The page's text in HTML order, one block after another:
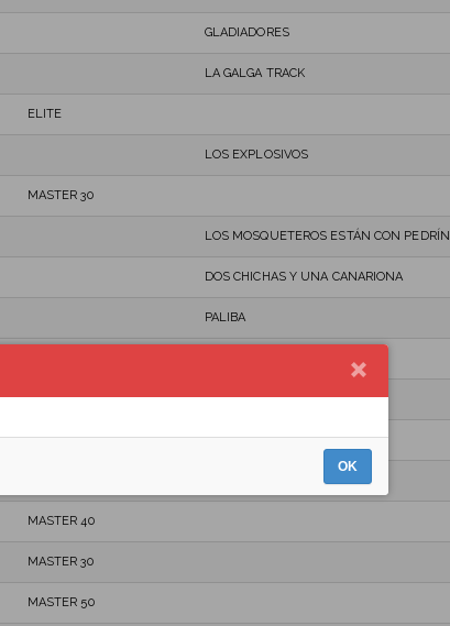
GLADIADORES
LA GALGA TRACK
ELITE
LOS EXPLOSIVOS
MASTER 30
LOS MOSQUETEROS ESTÁN CON PEDRÍN
DOS CHICHAS Y UNA CANARIONA
PALIBA
LA GALGA TRACK
ELITE
ALTRAMUCES TEAM
MASTER 40
MASTER 30
MASTER 50
OK